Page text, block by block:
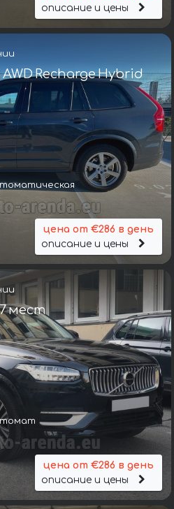
описание и цены
AWD Recharge Hybrid
цена от €286 в день
описание и цены
7 мест
цена от €286 в день
описание и цены